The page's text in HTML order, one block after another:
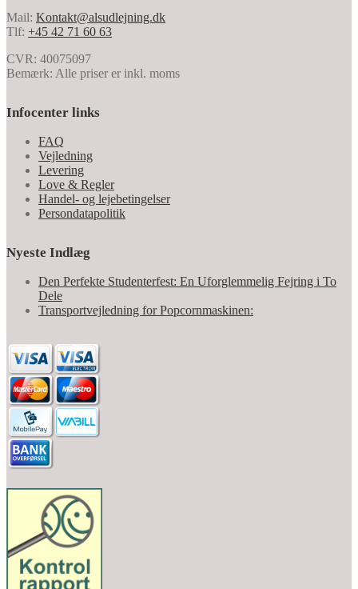
Mail: Kontakt@alsudlejning.dk
Tlf: +45 42 71 60 63
CVR: 40075097
Bemærk: Alle priser er inkl. moms
Infocenter links
FAQ
Vejledning
Levering
Love & Regler
Handel- og lejebetingelser
Persondatapolitik
Nyeste Indlæg
Den Perfekte Studenterfest: En Uforglemmelig Fejring i To
Dele
Transportvejledning for Popcornmaskinen: